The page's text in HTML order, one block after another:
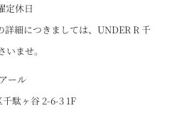
定休日
細につきましては、UNDER R 千
ませ。
ール
駄ヶ谷 2-6-3 1F